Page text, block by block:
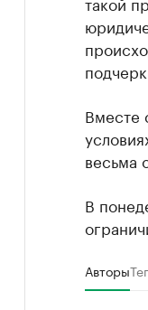
Вместе
весьма
В
Авторы